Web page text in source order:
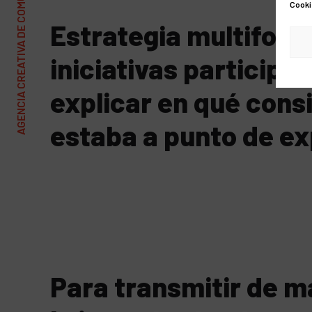
Estrategia
iniciativas
explicar en qué
estaba a punto de
Para transmitir de